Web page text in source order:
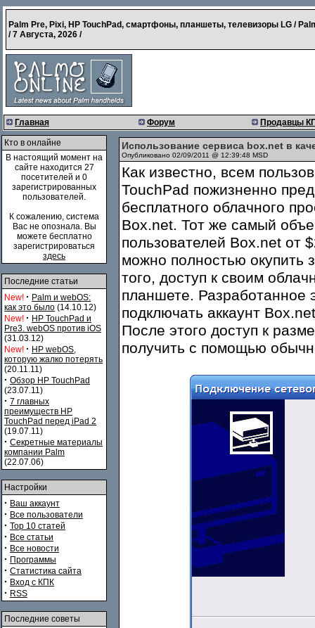
Palm Pre, Pixi, HP TouchPad, смартфоны, планшеты, телевизоры LG /
/7 Августа, 2026 /
Главная Форум Продавцы
Кто в онлайне
В настоящий момент на
сайте находится 27
посетителей и 0
зарегистрированных
пользователей.
К сожалению, система
Вас не опознала. Вы
можете бесплатно
зарегистрироваться
здесь
Последние статьи
New! · Palm и webOS:
как это было (14.10.12)
New! · HP TouchPad и
Pre3. webOS против iOS
(31.03.12)
New! · HP webOS,
которую жалко потерять
(20.11.11)
· Обзор HP TouchPad
(23.07.11)
· 7 главных
преимуществ HP
TouchPad перед iPad 2
(19.07.11)
· Секретные материалы
компании Palm
(22.07.06)
Настройки
· Ваш аккаунт
· Все пользователи
· Top 10 статей
· Все статьи
· Все новости
· Программы
· Статистика сайта
· Вход с КПК
· RSS
Последние советы
Использование сервиса box.net в
Опубликовано 02/09/2011 @ 12:39:48 MSD
Как известно, всем
TouchPad пожизненно
бесплатного облачного
Box.net. Тот же самый
пользователей Box.net от
можно полностью окупить
того, доступ к своим
планшете. Разработанное
подключать аккаунт
После этого доступ к
получить с помощью